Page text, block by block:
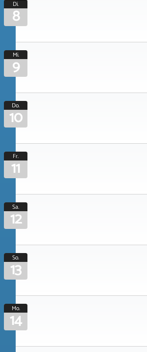
Di.
8
Mi.
9
Do.
10
Fr.
11
Sa.
12
So.
13
Mo.
14